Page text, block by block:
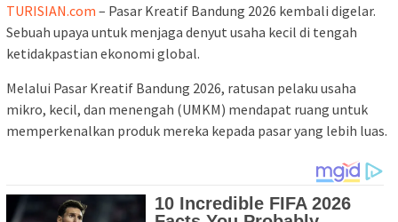
TURISIAN.com – Pasar Kreatif Bandung 2026 kembali digelar.
Sebuah upaya untuk menjaga denyut usaha kecil di tengah
ketidakpastian ekonomi global.
Melalui Pasar Kreatif Bandung 2026, ratusan pelaku usaha
mikro, kecil, dan menengah (UMKM) mendapat ruang untuk
memperkenalkan produk mereka kepada pasar yang lebih luas.